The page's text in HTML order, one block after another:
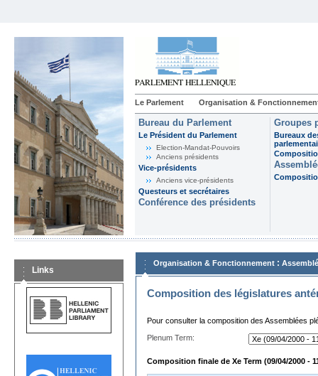
Le Parlement Organisation &
Bureau du Parlement
Le Président du Parlement
Election-Mandat-Pouvoirs
Anciens présidents
Vice-présidents
Anciens vice-présidents
Questeurs et secrétaires
Conférence des présidents
Groupes
Bureaux
Links
Organisation & Fonctionnement :
Composition des législatures
Pour consulter la composition des Assemblées
Plenum Term:
Composition finale de Xe Term (09/04/2000 -